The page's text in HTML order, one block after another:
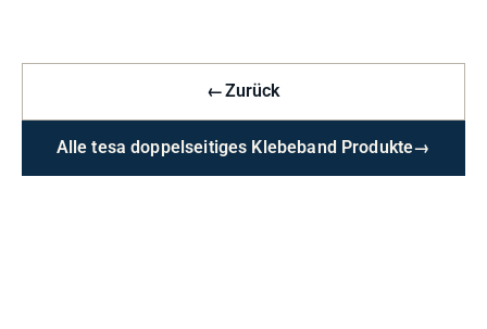
←Zurück
Alle tesa doppelseitiges Klebeband Produkte→